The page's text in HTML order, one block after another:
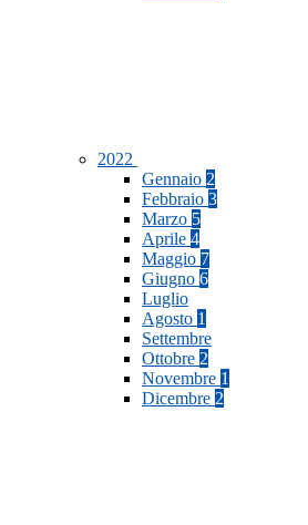
2022
Gennaio 2
Febbraio 3
Marzo 5
Aprile 4
Maggio 7
Giugno 6
Luglio
Agosto 1
Settembre
Ottobre 2
Novembre 1
Dicembre 2